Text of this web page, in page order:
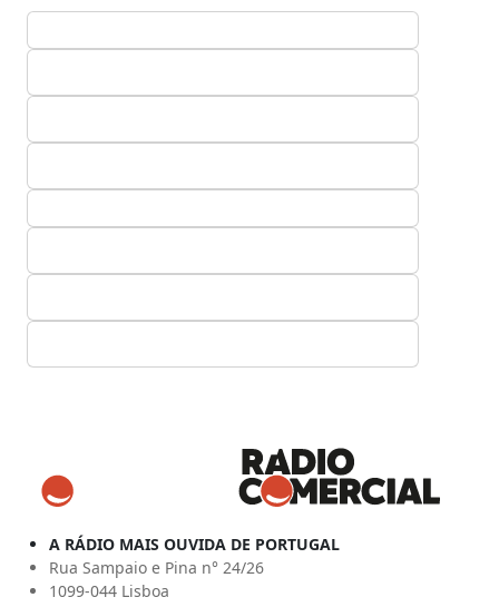
A RÁDIO MAIS OUVIDA DE PORTUGAL
Rua Sampaio e Pina n° 24/26
1099-044 Lisboa